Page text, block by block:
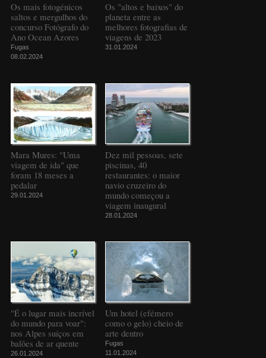
Os mais fotogénicos
saltos e mergulhos do
concurso Fotógrafo do
Ano Ocean Azores
Fugas
08.02.2024
Os "altos e baixos" do
planeta entre as
melhores fotografias de
viagens de 2023
31.01.2024
Mara Mures: "Uma
viagem de ida" que
foram 18 meses a
pedalar
29.01.2024
Dez mil pessoas, sete
piscinas, 40
restaurantes: o maior
navio cruzeiro do
mundo começou a
viagem inaugural
28.01.2024
"É o lugar mais incrível
do mundo para voar":
nos Alpes suíços em
balões de ar quente
26.01.2024
Um hotel (efémero
como o gelo) cheio de
arte dentro
Fugas
11.01.2024